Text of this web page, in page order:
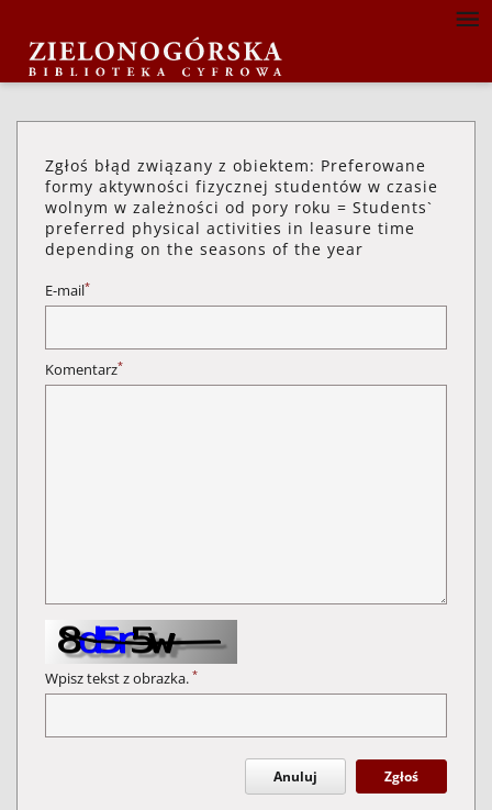
Zgłoś błąd związany z obiektem: Preferowane
formy aktywności fizycznej studentów w czasie
wolnym w zależności od pory roku = Students`
preferred physical activities in leasure time
depending on the seasons of the year
E-mail*
Komentarz*
Wpisz tekst z obrazka. *
Anuluj Zgłoś